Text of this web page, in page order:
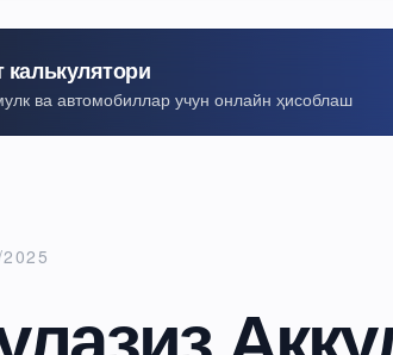
калькулятори
ва автомобиллар учун онлайн ҳисоблаш